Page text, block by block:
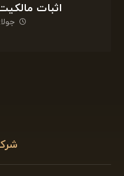
اثبات
جولای ۴,